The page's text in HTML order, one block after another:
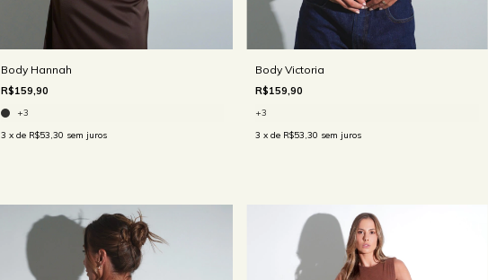
Body Hannah
R$159,90
+3
3 x de R$53,30 sem juros
Body Victoria
R$159,90
+3
3 x de R$53,30 sem juros